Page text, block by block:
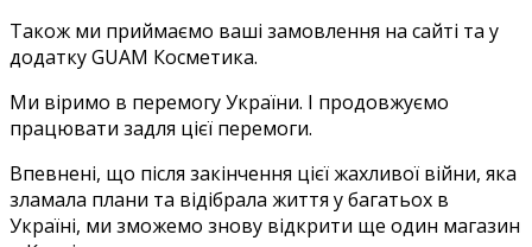
Також ми приймаємо ваші замовлення на сайті та у
додатку GUAM Косметика.
Ми віримо в перемогу України. І продовжуємо
працювати задля цієї перемоги.
Впевнені, що після закінчення цієї жахливої війни, яка
зламала плани та відібрала життя у багатьох в
Україні, ми зможемо знову відкрити ще один магазин